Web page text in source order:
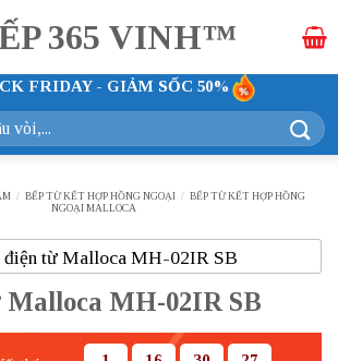
FRIDAY - GIẢM SỐC 50%
/ BẾP TỪ KẾT HỢP HỒNG NGOẠI / BẾP TỪ KẾT HỢP HỒNG
NGOẠI MALLOCA
Malloca MH-02IR SB